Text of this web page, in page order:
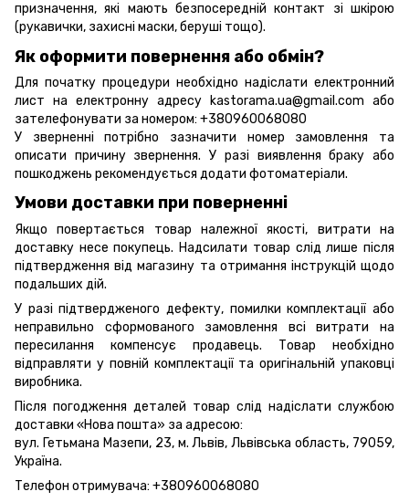
призначення, які мають безпосередній контакт зі шкірою
(рукавички, захисні маски, беруші тощо).
Як оформити повернення або обмін?
Для початку процедури необхідно надіслати електронний
лист на електронну адресу kastorama.ua@gmail.com або
зателефонувати за номером: +380960068080
У зверненні потрібно зазначити номер замовлення та
описати причину звернення. У разі виявлення браку або
пошкоджень рекомендується додати фотоматеріали.
Умови доставки при поверненні
Якщо повертається товар належної якості, витрати на
доставку несе покупець. Надсилати товар слід лише після
підтвердження від магазину та отримання інструкцій щодо
подальших дій.
У разі підтвердженого дефекту, помилки комплектації або
неправильно сформованого замовлення всі витрати на
пересилання компенсує продавець. Товар необхідно
відправляти у повній комплектації та оригінальній упаковці
виробника.
Після погодження деталей товар слід надіслати службою
доставки «Нова пошта» за адресою:
вул. Гетьмана Мазепи, 23, м. Львів, Львівська область, 79059,
Україна.
Телефон отримувача: +380960068080